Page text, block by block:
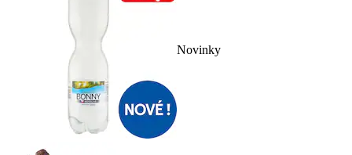
Novinky